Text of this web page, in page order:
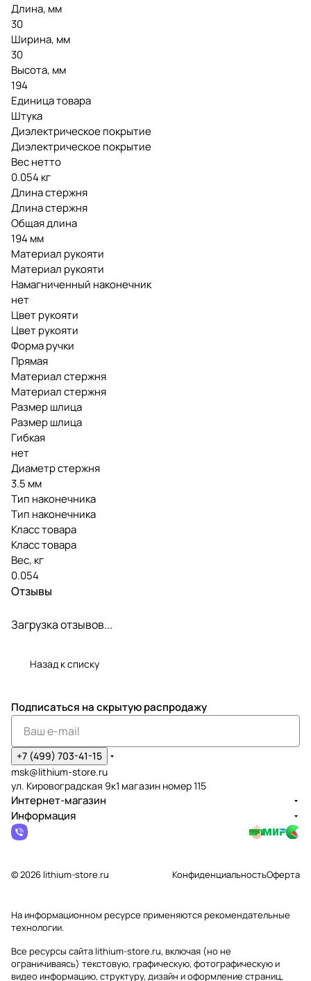
Длина, мм
30
Ширина, мм
30
Высота, мм
194
Единица товара
Штука
Диэлектрическое покрытие
Диэлектрическое покрытие
Вес нетто
0.054 кг
Длина стержня
Длина стержня
Общая длина
194 мм
Материал рукояти
Материал рукояти
Намагниченный наконечник
нет
Цвет рукояти
Цвет рукояти
Форма ручки
Прямая
Материал стержня
Материал стержня
Размер шлица
Размер шлица
Гибкая
нет
Диаметр стержня
3.5 мм
Тип наконечника
Тип наконечника
Класс товара
Класс товара
Вес, кг
0.054
Отзывы
Загрузка отзывов...
Назад к списку
Подписаться на скрытую распродажу
+7 (499) 703-41-15
msk@lithium-store.ru
ул. Кировоградская 9к1 магазин номер 115
Интернет-магазин
Информация
© 2026 lithium-store.ru КонфиденциальностьОферта
На информационном ресурсе применяютсярекомендательные
технологии.
Все ресурсы сайта lithium-store.ru, включая (но не
ограничиваясь) текстовую, графическую, фотографическую и
видео информацию, структуру, дизайн и оформление страниц,